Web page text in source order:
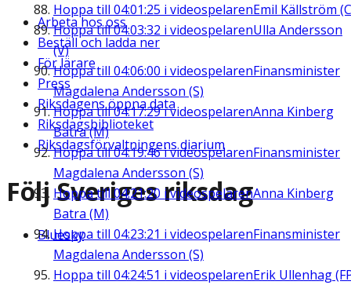
Hoppa till 04:01:25 i videospelarenEmil Källström
Hoppa till04:03:32 i videospelarenUlla Andersson
(V)
Hoppa till 04:06:00 i videospelarenFinansminister
Magdalena Andersson (S)
Hoppa till04:17:29i videospelarenAnna Kinberg
Batra (M)
Hoppa till04:19:46i videospelarenFinansminister
Magdalena Andersson (S)
Hoppa till 04:21:20 i videospelarenAnna Kinberg
Batra (M)
Hoppa till 04:23:21 i videospelarenFinansminister
Magdalena Andersson (S)
Hoppa till 04:24:51 i videospelarenErik Ullenhag
Arbeta hos oss
Beställ och ladda ner
För lärare
Press
Riksdagens öppna data
Riksdagsbiblioteket
Riksdagsförvaltningens diarium
Följ Sveriges riksdag
Bluesky